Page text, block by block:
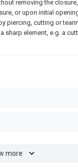
removing the
or upon initial
piercing, cutting or
sharp element, e.g. a
more